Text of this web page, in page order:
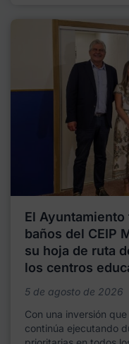
El
baños del CEIP
su hoja de ruta
los centros
5 de agosto de 2026
Con una inversión
continúa ejecutando